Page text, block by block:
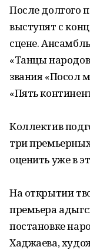
После долгого
выступят с
сцене.
«Танцы
звания «Посол
«Пять
Коллектив
три
оценить уже в
На открытии
премьера
постановке
Хаджаева,